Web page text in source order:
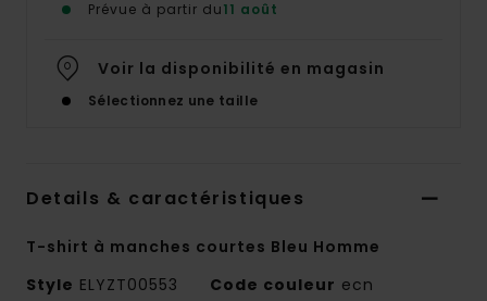
Prévue à partir du11 août
Voir la disponibilité en magasin
Sélectionnez une taille
Details & caractéristiques
T-shirt à manches courtes Bleu Homme
Style ELYZT00553 Code couleur ecn